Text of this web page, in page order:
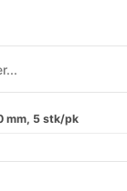
mm, 5 stk/pk